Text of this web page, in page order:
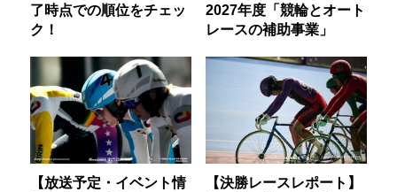
了時点での順位をチェッ
ク！
2027年度「競輪とオート
レースの補助事業」
【放送予定・イベント情
【決勝レースレポート】